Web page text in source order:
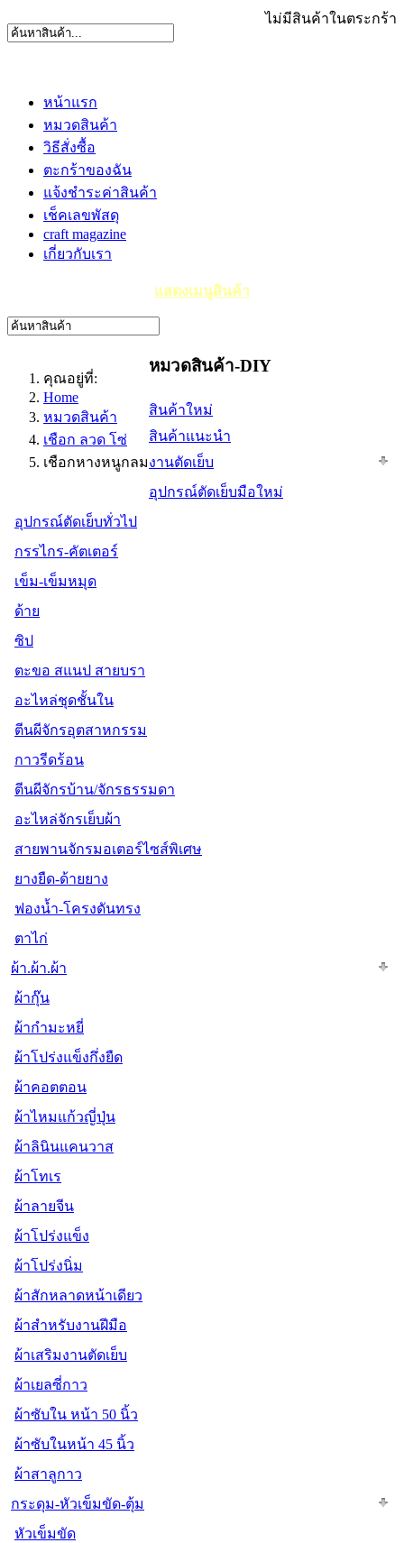
ไม่มีสินค้าในตระกร้า
หน้าแรก
หมวดสินค้า
วิธีสั่งซื้อ
ตะกร้าของฉัน
แจ้งชำระค่าสินค้า
เช็คเลขพัสดุ
craft magazine
เกี่ยวกับเรา
แสดงเมนูสินค้า
คุณอยู่ที่:
Home
หมวดสินค้า
เชือก ลวด โซ่
เชือกหางหนูกลม
หมวดสินค้า-DIY
สินค้าใหม่
สินค้าแนะนำ
งานตัดเย็บ
อุปกรณ์ตัดเย็บมือใหม่
อุปกรณ์ตัดเย็บทั่วไป
กรรไกร-คัตเตอร์
เข็ม-เข็มหมุด
ด้าย
ซิป
ตะขอ สแนป สายบรา
อะไหล่ชุดชั้นใน
ตีนผีจักรอุตสาหกรรม
กาวรีดร้อน
ตีนผีจักรบ้าน/จักรธรรมดา
อะไหล่จักรเย็บผ้า
สายพานจักรมอเตอร์ไซส์พิเศษ
ยางยืด-ด้ายยาง
ฟองน้ำ-โครงดันทรง
ตาไก่
ผ้า.ผ้า.ผ้า
ผ้ากุ๊น
ผ้ากำมะหยี่
ผ้าโปร่งแข็งกึ่งยืด
ผ้าคอตตอน
ผ้าไหมแก้วญี่ปุ่น
ผ้าลินินแคนวาส
ผ้าโทเร
ผ้าลายจีน
ผ้าโปร่งแข็ง
ผ้าโปร่งนิ่ม
ผ้าสักหลาดหน้าเดียว
ผ้าสำหรับงานฝีมือ
ผ้าเสริมงานตัดเย็บ
ผ้าเยลซี่กาว
ผ้าซับใน หน้า 50 นิ้ว
ผ้าซับในหน้า 45 นิ้ว
ผ้าสาลูกาว
กระดุม-หัวเข็มขัด-ตุ้ม
หัวเข็มขัด